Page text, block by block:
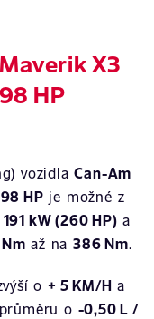
X3
HP
vozidlaCan-Am
HP je možné z
191 kW (260 HP) a
až na386 Nm.
o + 5 KM/H a
o -0,50 L /